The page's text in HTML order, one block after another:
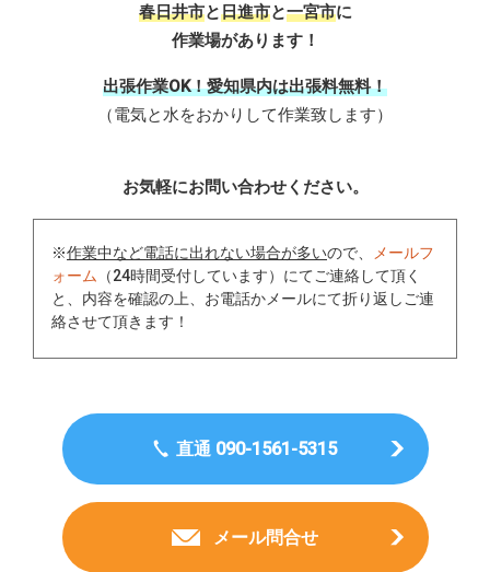
春日井市と日進市と一宮市に
作業場があります！
出張作業OK！愛知県内は出張料無料！
（電気と水をおかりして作業致します）
お気軽にお問い合わせください。
※作業中など電話に出れない場合が多いので、
メールフ
ォーム
（24時間受付しています）にてご連絡して頂く
と、内容を確認の上、お電話かメールにて折り返しご連
絡させて頂きます！
直通 090-1561-5315
メール問合せ